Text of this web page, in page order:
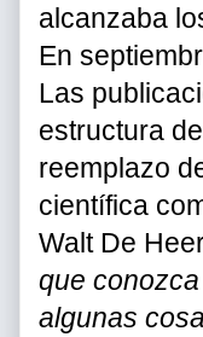
alcanzaba
En
Las
estructura
reemplazo
científica
Walt De
que
algunas